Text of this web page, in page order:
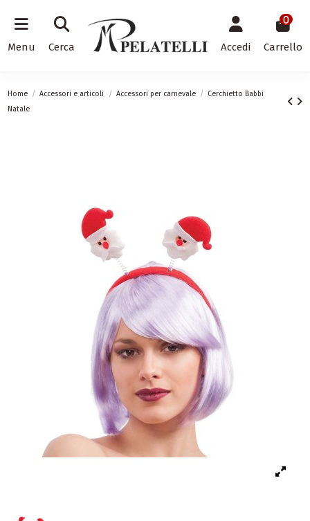
Menu Cerca Accedi
0
Carrello
Home Accessori e articoli Accessori per carnevale
Cerchietto Babbi
Natale